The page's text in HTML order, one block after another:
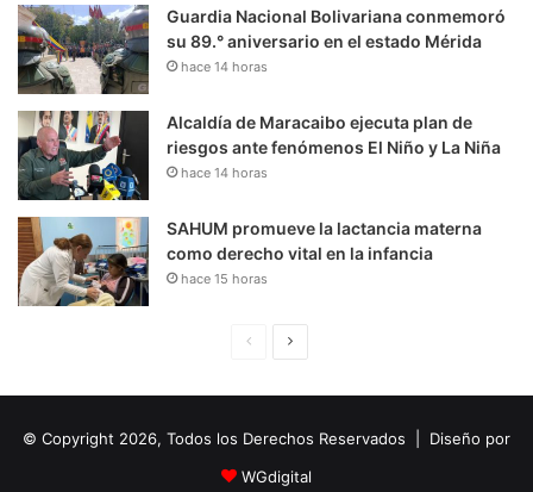
Guardia Nacional Bolivariana conmemoró
su 89.° aniversario en el estado Mérida
hace 14 horas
Alcaldía de Maracaibo ejecuta plan de
riesgos ante fenómenos El Niño y La Niña
hace 14 horas
SAHUM promueve la lactancia materna
como derecho vital en la infancia
hace 15 horas
i
n
u
i
© Copyright 2026, Todos los Derechos Reservados | Diseño por
WGdigital